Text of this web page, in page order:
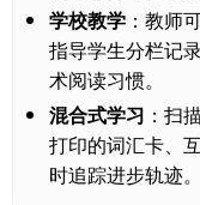
学校教学 ：教师
指导学生分栏记
术阅读习惯。
混合式学习 ：扫
打印的词汇卡、
时追踪进步轨迹。